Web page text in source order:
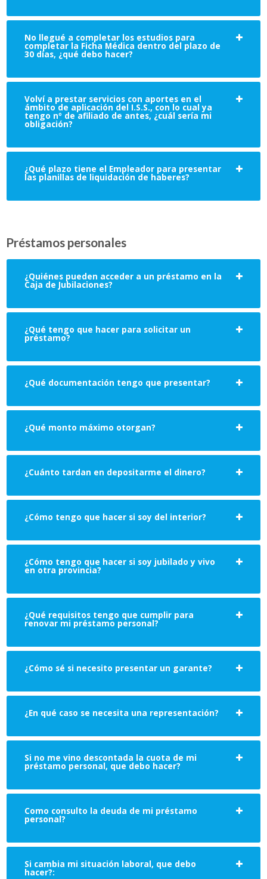
No llegué a completar los estudios para
completar la Ficha Médica dentro del plazo de
30 días, ¿qué debo hacer?
Volví a prestar servicios con aportes en el
ámbito de aplicación del I.S.S., con lo cual ya
tengo nº de afiliado de antes, ¿cuál sería mi
obligación?
¿Qué plazo tiene el Empleador para presentar
las planillas de liquidación de haberes?
Préstamos personales
¿Quiénes pueden acceder a un préstamo en la
Caja de Jubilaciones?
¿Qué tengo que hacer para solicitar un
préstamo?
¿Qué documentación tengo que presentar?
¿Qué monto máximo otorgan?
¿Cuánto tardan en depositarme el dinero?
¿Cómo tengo que hacer si soy del interior?
¿Cómo tengo que hacer si soy jubilado y vivo
en otra provincia?
¿Qué requisitos tengo que cumplir para
renovar mi préstamo personal?
¿Cómo sé si necesito presentar un garante?
¿En qué caso se necesita una representación?
Si no me vino descontada la cuota de mi
préstamo personal, que debo hacer?
Como consulto la deuda de mi préstamo
personal?
Si cambia mi situación laboral, que debo
hacer?: